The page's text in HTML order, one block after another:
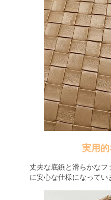
実用
丈夫な底鋲と滑らかなフ
に安心な仕様になってい